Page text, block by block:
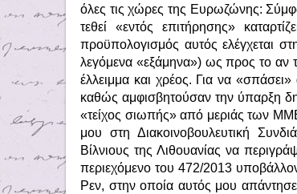
όλες τις χώρες της Ευρωζώνης:
τεθεί «εντός επιτήρησης»
προϋπολογισμός αυτός ελέγχεται
λεγόμενα «εξάμηνα») ως προς το αν
έλλειμμα και χρέος. Για να
καθώς αμφισβητούσαν την ύπαρξη
«τείχος σιωπής» από μεριάς των
μου στη Διακοινοβουλευτική
Βίλνιους της Λιθουανίας να
περιεχόμενο του 472/2013
Ρεν, στην οποία αυτός μου